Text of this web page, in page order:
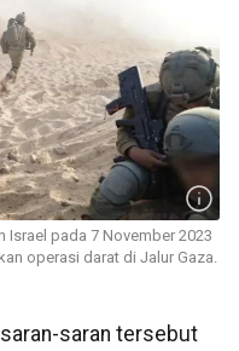
Israel pada 7 November 2023
operasi darat di Jalur Gaza.
saran tersebut